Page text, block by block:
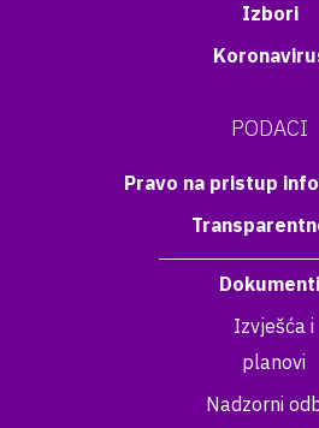
Izbori
PODACI
Pravo na pristup
Dokumenti
Izvješća i
planovi
Nadzorni